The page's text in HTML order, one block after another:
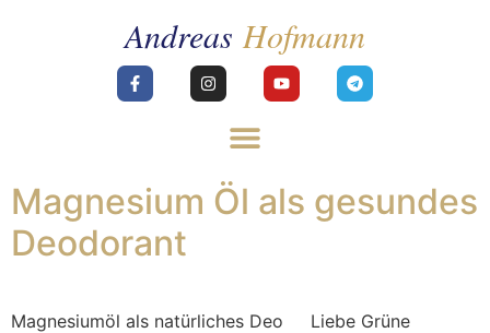
Magnesium Öl als gesundes
Deodorant
Magnesiumöl als natürliches Deo Liebe Grüne